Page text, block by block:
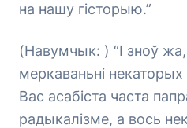
на нашу гісторыю.”
(Навумчык: ) “І зноў
меркаваньні
Вас асабіста часта
радыкалізме, а вось